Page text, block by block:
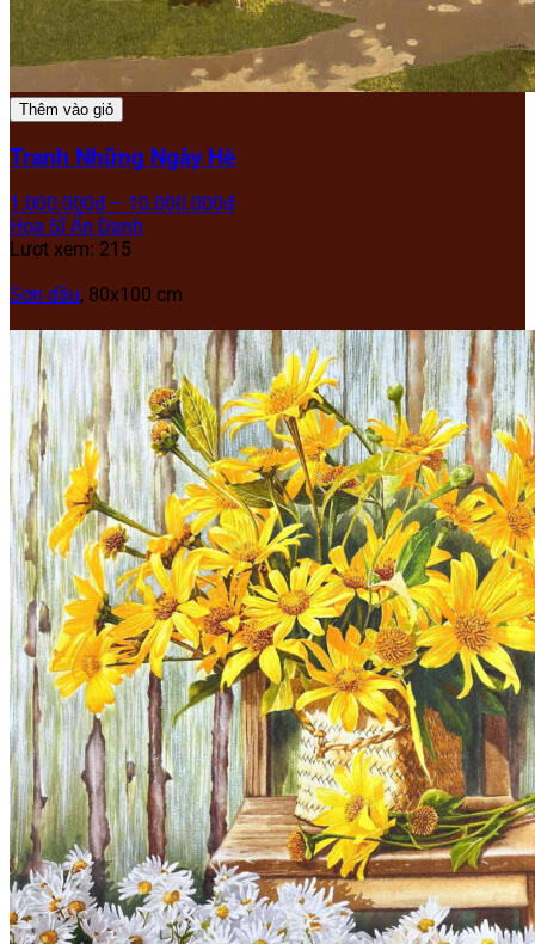
Thêm vào giỏ
Tranh Những Ngày Hè
1.000.000₫ – 10.000.000₫
Họa Sĩ Ẩn Danh
Lượt xem: 215
Sơn dầu, 80x100 cm